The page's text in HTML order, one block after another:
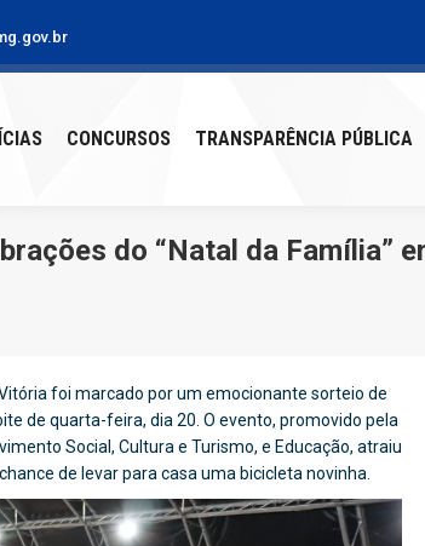
CONCURSOS TRANSPARÊNCIA PÚBLICA
do “Natal da Família”
foi marcado por um emocionante sorteio de
de quarta-feira, dia 20. O evento, promovido pela
Social, Cultura e Turismo, e Educação, atraiu
de levar para casa uma bicicleta novinha.
CONCURSOS